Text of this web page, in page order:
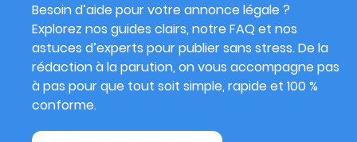
Besoin d’aide pour votre annonce légale ?
Explorez nos guides clairs, notre FAQ et nos
astuces d’experts pour publier sans stress. De la
rédaction à la parution, on vous accompagne pas
à pas pour que tout soit simple, rapide et 100 %
conforme.